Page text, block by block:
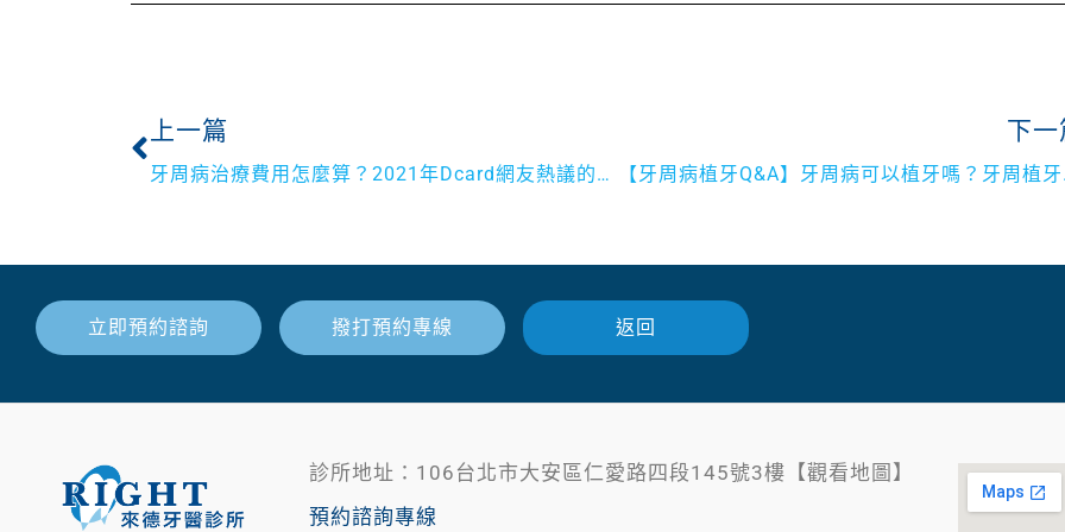
上一篇
牙周病治療費用怎麼算？2021年Dcard網友熱議的話題不能不看
下一
【牙周
立即預約諮詢 撥打預約專線 返回
診所地址：106台北市大安區仁愛路四段145號3樓【觀看地圖】
預約諮詢專線